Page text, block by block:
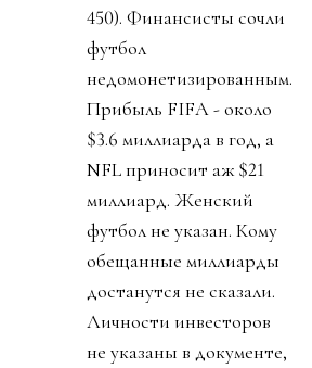
450). Финансисты сочли
футбол
недомонетизированным.
Прибыль FIFA - около
$3.6 миллиарда в год, а
NFL приносит аж $21
миллиард. Женский
футбол не указан. Кому
обещанные миллиарды
достанутся не сказали.
Личности инвесторов
не указаны в документе,